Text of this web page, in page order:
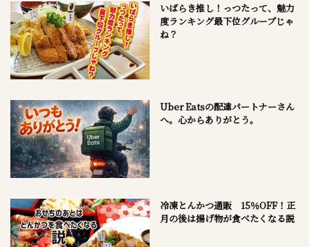
いばらき推し！っつたって、魅力
度ランキング最下位グループじゃ
ね？
Uber Eatsの配達パートナーさん
へ。心からありがとう。
冷凍とんかつ通販 15％OFF！正
月の後は揚げ物が食べたくなる説